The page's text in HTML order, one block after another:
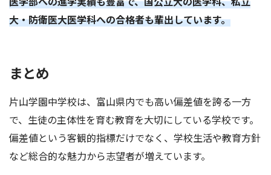
大・防衛医大医学科への合格者も輩出しています。
まとめ
片山学園中学校は、富山県内でも高い偏差値を誇る一方
で、生徒の主体性を育む教育を大切にしている学校です。
偏差値という客観的指標だけでなく、学校生活や教育方針
など総合的な魅力から志望者が増えています。